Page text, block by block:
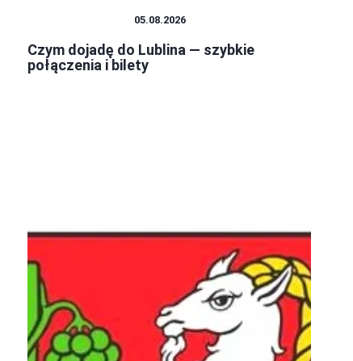
05.08.2026
Czym dojadę do Lublina — szybkie
połączenia i bilety